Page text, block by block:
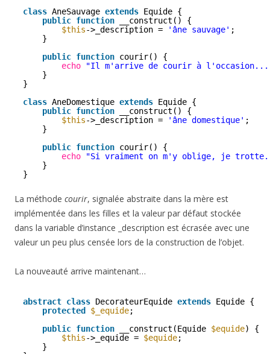
class AneSauvage extends Equide {
public function
__construct() {
$this->_description = 'âne sauvage' ;
}
public function courir() {
echo
"Il m'arrive de courir à
}
}
class AneDomestique extends Equide {
public function
__construct() {
$this->_description = 'âne domestique' ;
}
public function courir() {
echo
"Si vraiment on m'y oblige, je
}
}
La méthode courir, signalée abstraite dans la mère est
implémentée dans les filles et la valeur par défaut stockée
dans la variable d’instance _description est écrasée avec une
valeur un peu plus censée lors de la construction de l’objet.
La nouveauté arrive maintenant…
abstract class DecorateurEquide extends Equide {
protected
$_equide;
public function __construct(Equide $equide) {
$this->_equide = $equide;
}